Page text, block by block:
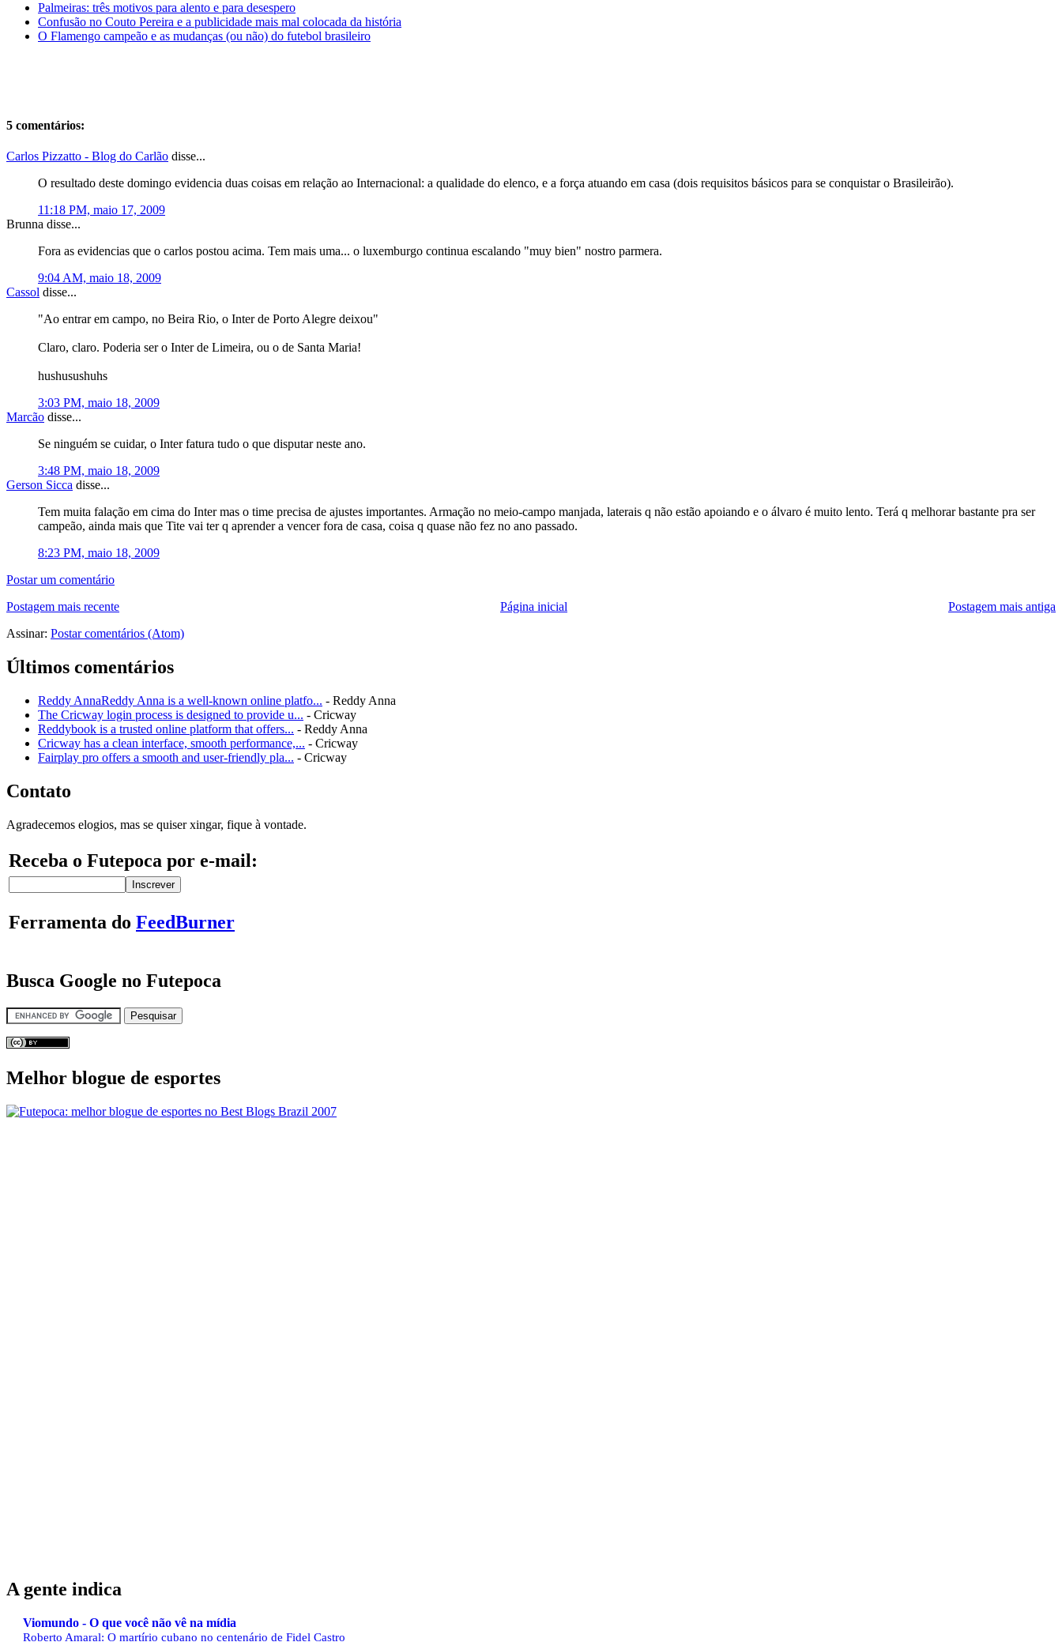
Palmeiras: três motivos para alento e para desespero
Confusão no Couto Pereira e a publicidade mais mal colocada da história
O Flamengo campeão e as mudanças (ou não) do futebol brasileiro
5 comentários:
Carlos Pizzatto - Blog do Carlão disse...
O resultado deste domingo evidencia duas coisas em relação ao Internacional: a qualidade do elenco, e a força atuando em casa (dois requisitos básicos para se conquistar o Brasileirão).
11:18 PM, maio 17, 2009
Brunna disse...
Fora as evidencias que o carlos postou acima. Tem mais uma... o luxemburgo continua escalando "muy bien" nostro parmera.
9:04 AM, maio 18, 2009
Cassol disse...
"Ao entrar em campo, no Beira Rio, o Inter de Porto Alegre deixou"
Claro, claro. Poderia ser o Inter de Limeira, ou o de Santa Maria!
hushusushuhs
3:03 PM, maio 18, 2009
Marcão disse...
Se ninguém se cuidar, o Inter fatura tudo o que disputar neste ano.
3:48 PM, maio 18, 2009
Gerson Sicca disse...
Tem muita falação em cima do Inter mas o time precisa de ajustes importantes. Armação no meio-campo manjada, laterais q não estão apoiando e o álvaro é muito lento. Terá q melhorar bastante pra ser
campeão, ainda mais que Tite vai ter q aprender a vencer fora de casa, coisa q quase não fez no ano passado.
8:23 PM, maio 18, 2009
Postar um comentário
Postagem mais recente
Postagem mais antiga
Página inicial
Assinar: Postar comentários (Atom)
Últimos comentários
Reddy AnnaReddy Anna is a well-known online platfo... - Reddy Anna
The Cricway login process is designed to provide u... - Cricway
Reddybook is a trusted online platform that offers... - Reddy Anna
Cricway has a clean interface, smooth performance,... - Cricway
Fairplay pro offers a smooth and user-friendly pla... - Cricway
Contato
Agradecemos elogios, mas se quiser xingar, fique à vontade.
Receba o Futepoca por e-mail:
Ferramenta do FeedBurner
Busca Google no Futepoca
Melhor blogue de esportes
A gente indica
Viomundo - O que você não vê na mídia
Roberto Amaral: O martírio cubano no centenário de Fidel Castro